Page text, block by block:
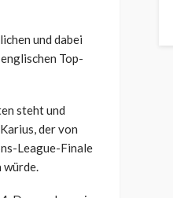
und dabei
Top-
steht und
der von
League-Finale
würde.